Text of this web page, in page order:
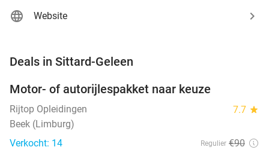
Website
Deals in Sittard-Geleen
Motor- of autorijlespakket naar keuze
Rijtop Opleidingen 7.7 star
Beek (Limburg)
Verkocht: 14
Regulier €90